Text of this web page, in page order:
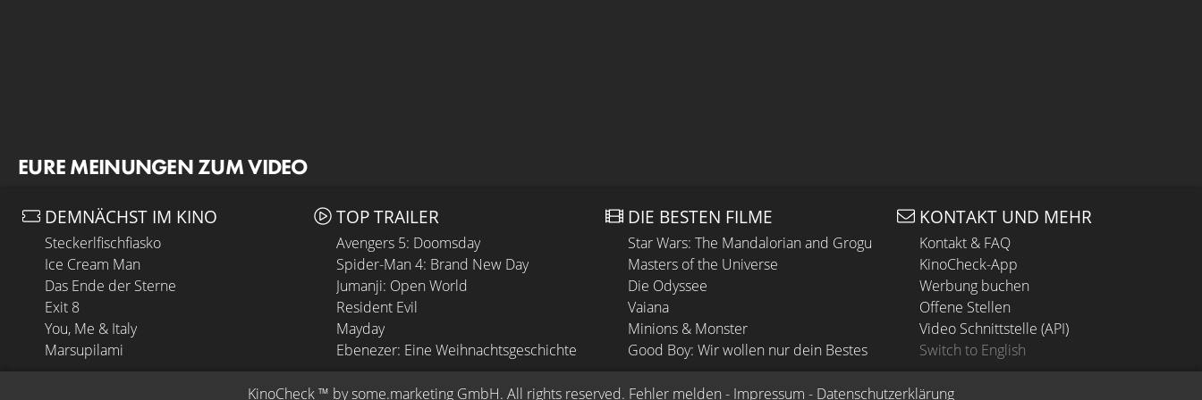
EURE MEINUNGEN ZUM VIDEO
DEMNÄCHST IM KINO
Steckerlfischfiasko
Ice Cream Man
Das Ende der Sterne
Exit 8
You, Me & Italy
Marsupilami
TOP TRAILER
Avengers 5: Doomsday
Spider-Man 4: Brand New Day
Jumanji: Open World
Resident Evil
Mayday
Ebenezer: Eine Weihnachtsgeschichte
DIE BESTEN FILME
Star Wars: The Mandalorian and Grogu
Masters of the Universe
Die Odyssee
Vaiana
Minions & Monster
Good Boy: Wir wollen nur dein Bestes
KONTAKT UND MEHR
Kontakt & FAQ
KinoCheck-App
Werbung buchen
Offene Stellen
Video Schnittstelle (API)
Switch to English
KinoCheck ™ by some.marketing GmbH. All rights reserved. Fehler melden - Impressum - Datenschutzerklärung